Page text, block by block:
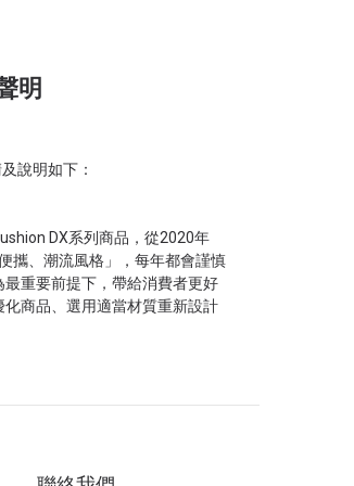
明
說明如下：
DX系列商品，從2020年
攜、潮流風格」，每年都會謹慎
重要前提下，帶給消費者更好
商品、選用適當材質重新設計